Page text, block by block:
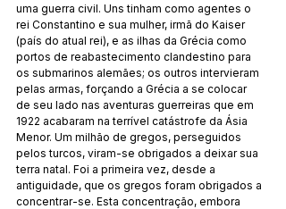
uma guerra civil. Uns tinham como agentes o
rei Constantino e sua mulher, irmã do Kaiser
(país do atual rei), e as ilhas da Grécia como
portos de reabastecimento clandestino para
os submarinos alemães; os outros intervieram
pelas armas, forçando a Grécia a se colocar
de seu lado nas aventuras guerreiras que em
1922 acabaram na terrível catástrofe da Ásia
Menor. Um milhão de gregos, perseguidos
pelos turcos, viram-se obrigados a deixar sua
terra natal. Foi a primeira vez, desde a
antiguidade, que os gregos foram obrigados a
concentrar-se. Esta concentração, embora